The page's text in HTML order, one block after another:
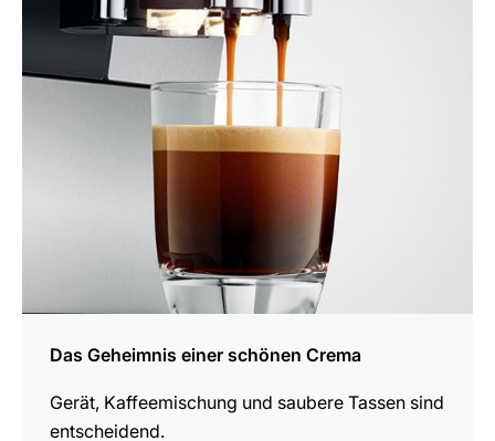
Das Geheimnis einer schönen Crema
Gerät, Kaffeemischung und saubere Tassen sind
entscheidend.